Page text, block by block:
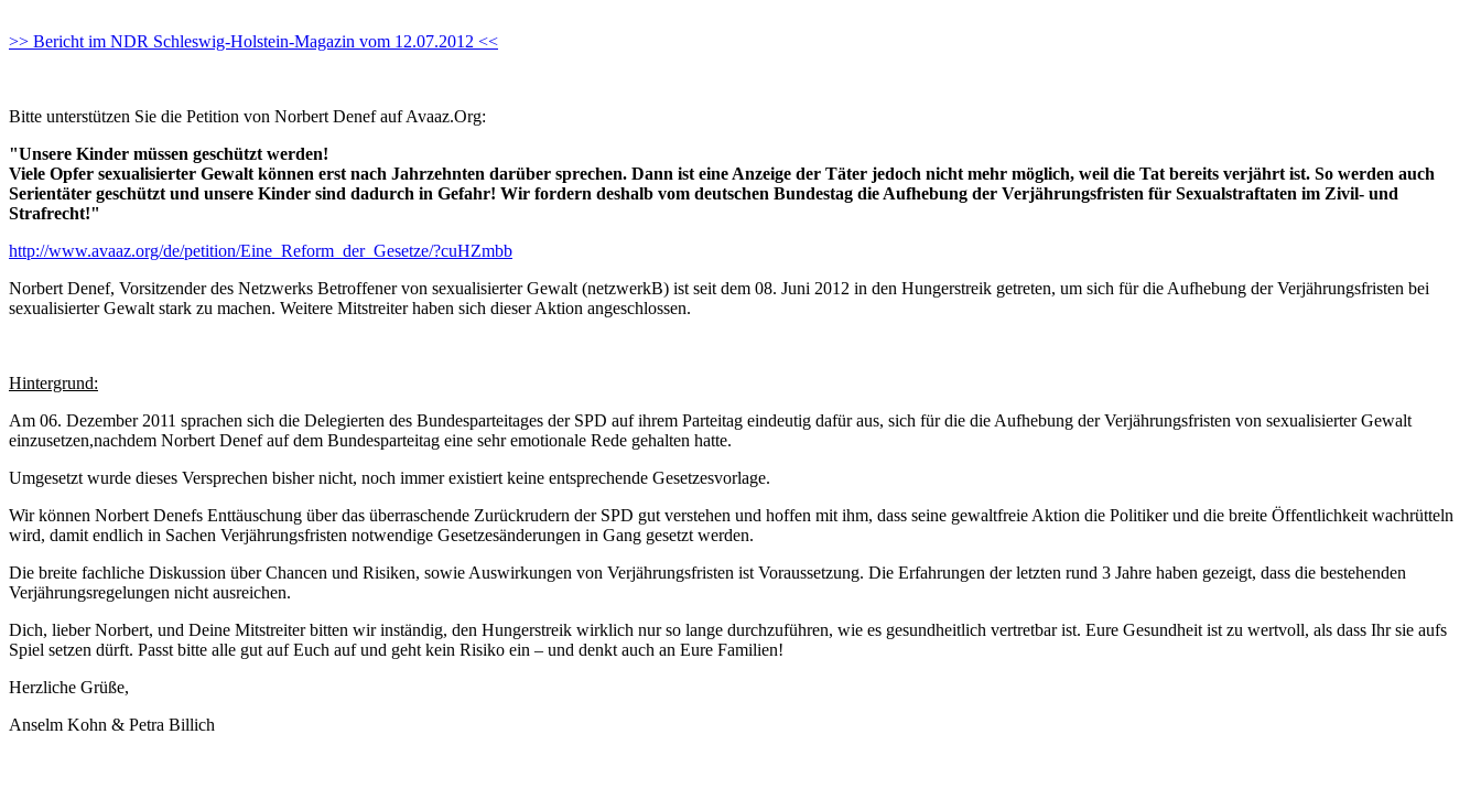
>> Bericht im NDR Schleswig-Holstein-Magazin vom 12.07.2012 <<
Bitte unterstützen Sie die Petition von Norbert Denef auf Avaaz.Org:
"Unsere Kinder müssen geschützt werden!
Viele Opfer sexualisierter Gewalt können erst nach Jahrzehnten darüber sprechen. Dann ist eine Anzeige der Täter jedoch nicht mehr möglich, weil die Tat bereits verjährt ist. So werden auch
Serientäter geschützt und unsere Kinder sind dadurch in Gefahr! Wir fordern deshalb vom deutschen Bundestag die Aufhebung der Verjährungsfristen für Sexualstraftaten im Zivil- und
Strafrecht!"
http://www.avaaz.org/de/petition/Eine_Reform_der_Gesetze/?cuHZmbb
Norbert Denef, Vorsitzender des Netzwerks Betroffener von sexualisierter Gewalt (netzwerkB) ist seit dem 08. Juni 2012 in den Hungerstreik getreten, um sich für die Aufhebung der Verjährungsfristen bei
sexualisierter Gewalt stark zu machen. Weitere Mitstreiter haben sich dieser Aktion angeschlossen.
Hintergrund:
Am 06. Dezember 2011 sprachen sich die Delegierten des Bundesparteitages der SPD auf ihrem Parteitag eindeutig dafür aus, sich für die die Aufhebung der Verjährungsfristen von sexualisierter Gewalt
einzusetzen,nachdem Norbert Denef auf dem Bundesparteitag eine sehr emotionale Rede gehalten hatte.
Umgesetzt wurde dieses Versprechen bisher nicht, noch immer existiert keine entsprechende Gesetzesvorlage.
Wir können Norbert Denefs Enttäuschung über das überraschende Zurückrudern der SPD gut verstehen und hoffen mit ihm, dass seine gewaltfreie Aktion die Politiker und die breite Öffentlichkeit wachrütteln
wird, damit endlich in Sachen Verjährungsfristen notwendige Gesetzesänderungen in Gang gesetzt werden.
Die breite fachliche Diskussion über Chancen und Risiken, sowie Auswirkungen von Verjährungsfristen ist Voraussetzung. Die Erfahrungen der letzten rund 3 Jahre haben gezeigt, dass die bestehenden
Verjährungsregelungen nicht ausreichen.
Dich, lieber Norbert, und Deine Mitstreiter bitten wir inständig, den Hungerstreik wirklich nur so lange durchzuführen, wie es gesundheitlich vertretbar ist. Eure Gesundheit ist zu wertvoll, als dass Ihr sie aufs
Spiel setzen dürft. Passt bitte alle gut auf Euch auf und geht kein Risiko ein – und denkt auch an Eure Familien!
Herzliche Grüße,
Anselm Kohn & Petra Billich